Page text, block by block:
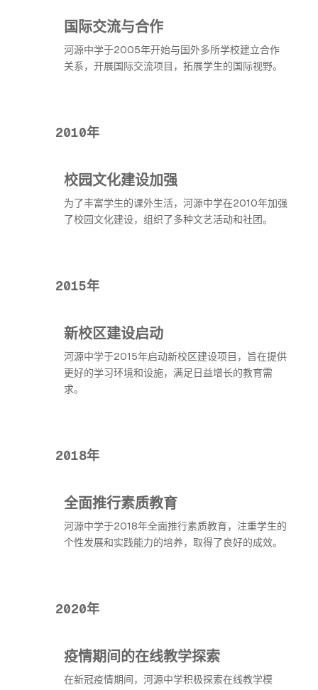
国际交流与合作
河源中学于2005年开始与国外多所学校建立合作
关系，开展国际交流项目，拓展学生的国际视野。
2010年
校园文化建设加强
为了丰富学生的课外生活，河源中学在2010年加强
了校园文化建设，组织了多种文艺活动和社团。
2015年
新校区建设启动
河源中学于2015年启动新校区建设项目，旨在提供
更好的学习环境和设施，满足日益增长的教育需
求。
2018年
全面推行素质教育
河源中学于2018年全面推行素质教育，注重学生的
个性发展和实践能力的培养，取得了良好的成效。
2020年
疫情期间的在线教学探索
在新冠疫情期间，河源中学积极探索在线教学模